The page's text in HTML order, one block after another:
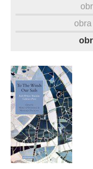
videoteca
materiais
outros docs